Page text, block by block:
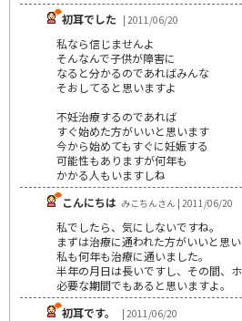
初耳でした | 2011/06/20
私なら信じませんよ
そんなんで子供が障害に
なると分かるのであればみんな
そおしてると思いますよ
不妊治療するのであれば
すぐ始めた方がいいと思います
今から始めてもすぐに妊娠する
可能性もありますが何年も
かかる人もいますしね
こんにちは みこちんさん | 2011/06/20
私でしたら、気にしないですね。
まずは治療に通われた方がいいと思い
私も何年も治療に通いました。
半年の月日は長いですし、その間、
必要な期間でもあると思いますよ。
初耳です。
| 2011/06/20